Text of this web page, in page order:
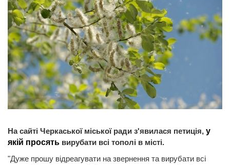
На сайті Черкаської міської ради з'явилася петиція, у
якій просять вирубати всі тополі в місті.
"Дуже прошу відреагувати на звернення та вирубати всі